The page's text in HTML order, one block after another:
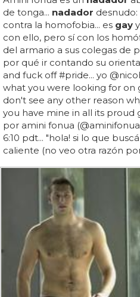
de tonga... nadador
contra la homofobia... es gay
con ello, pero sí con los
del armario a sus colegas de
por qué ir contando su
and fuck off #pride... yo
what you were looking for on
don't see any other reason
you have mine in all its proud
por amini fonua
6:10 pdt... "hola! si lo que
caliente (no veo otra razón